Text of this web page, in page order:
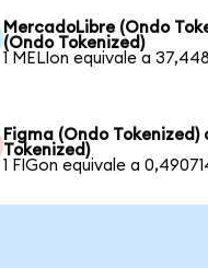
MercadoLibre (Ondo
(Ondo Tokenized)
1 MELIon equivale a
Figma (Ondo Tokenized)
Tokenized)
1 FIGon equivale a